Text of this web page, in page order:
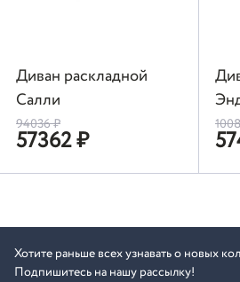
Диван раскладной
Салли
94036₽
57362₽
Хотите раньше всех узнавать о новых
Подпишитесь на нашу рассылку!